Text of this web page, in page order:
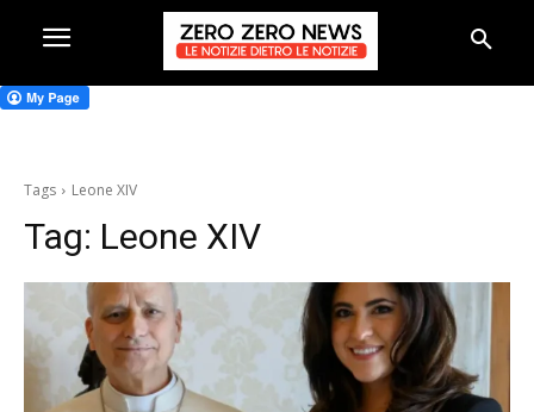
Tags Leone XIV
Tag: Leone XIV